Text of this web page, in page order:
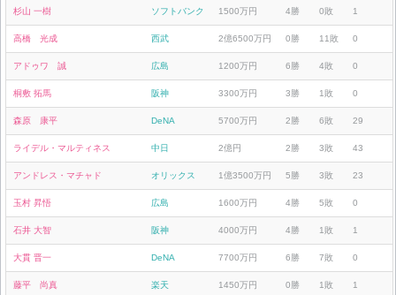
杉山 一樹 ソフトバンク 1500万円 4勝 0敗 1
高橋 光成 西武 2億6500万円 0勝 11敗 0
アドゥワ 誠 広島 1200万円 6勝 4敗 0
桐敷 拓馬 阪神 3300万円 3勝 1敗 0
森原 康平 DeNA 5700万円 2勝 6敗 29
ライデル・マルティネス 中日 2億円 2勝 3敗 43
アンドレス・マチャド オリックス 1億3500万円 5勝 3敗 23
玉村 昇悟 広島 1600万円 4勝 5敗 0
石井 大智 阪神 4000万円 4勝 1敗 1
大貫 晋一 DeNA 7700万円 6勝 7敗 0
藤平 尚真 楽天 1450万円 0勝 1敗 1